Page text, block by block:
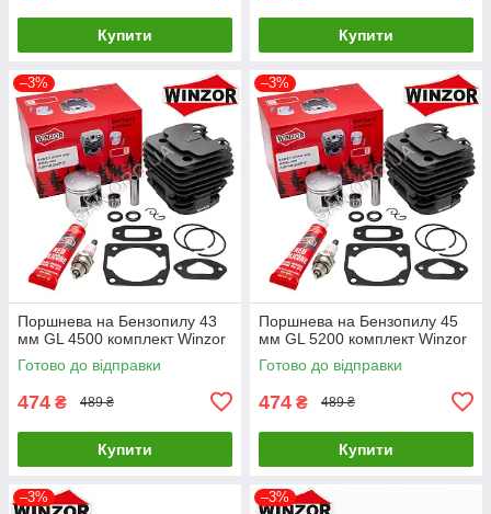
Купити Купити
–3%
Поршнева на Бензопилу 43
мм GL 4500 комплект Winzor
Готово до відправки
474 ₴ 489 ₴
Купити
–3%
Поршнева на Бензопилу 45
мм GL 5200 комплект Winzor
Готово до відправки
474 ₴ 489 ₴
Купити
–3% –3%